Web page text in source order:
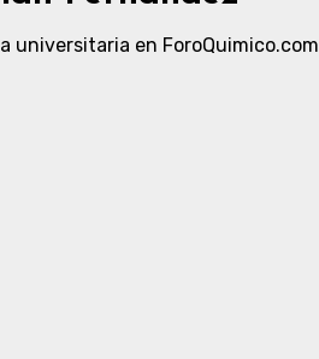
universitaria en ForoQuimico.com